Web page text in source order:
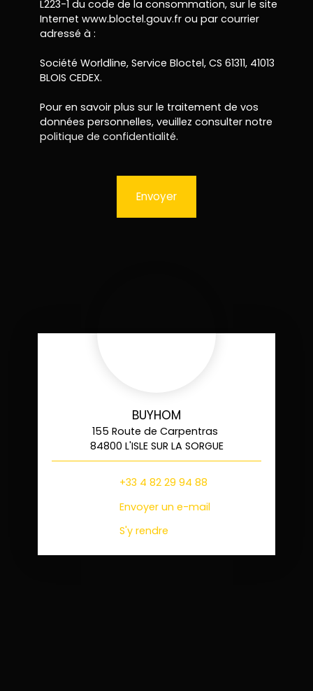
L223-1 du code de la consommation, sur le site
Internet www.bloctel.gouv.fr ou par courrier
adressé à :
Société Worldline, Service Bloctel, CS 61311, 41013
BLOIS CEDEX.
Pour en savoir plus sur le traitement de vos
données personnelles, veuillez consulter notre
politique de confidentialité.
Envoyer
BUYHOM
155 Route de Carpentras
84800 L'ISLE SUR LA SORGUE
+33 4 82 29 94 88
Envoyer un e-mail
S'y rendre